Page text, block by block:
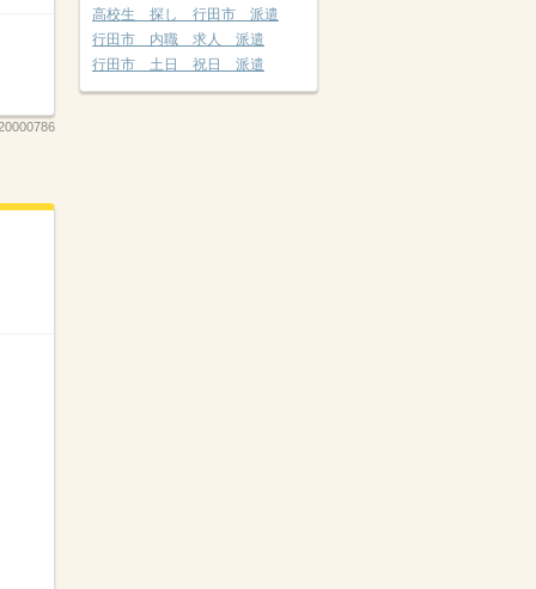
高校生 探し 行田市 派遣
行田市 内職 求人 派遣
行田市 土日 祝日 派遣